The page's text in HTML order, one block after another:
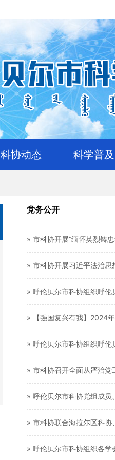
科协动态 科学普及
党务公开
» 市科协开展“缅怀英烈铸
» 市科协开展习近平法治思
» 呼伦贝尔市科协组织呼
» 【强国复兴有我】2024
» 呼伦贝尔市科协组织呼
» 市科协召开全面从严治
» 呼伦贝尔市科协党组成
» 市科协联合海拉尔区科协
» 呼伦贝尔市科协组织各